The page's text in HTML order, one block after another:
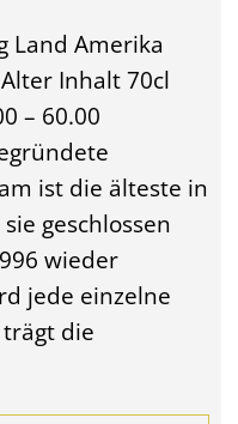
Land Amerika
Inhalt 70cl
– 60.00
ist die älteste in
geschlossen
wieder
jede einzelne
die